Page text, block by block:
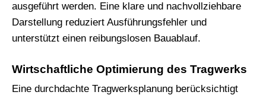
ausgeführt werden. Eine klare und nachvollziehbare
Darstellung reduziert Ausführungsfehler und
unterstützt einen reibungslosen Bauablauf.
Wirtschaftliche Optimierung des Tragwerks
Eine durchdachte Tragwerksplanung berücksichtigt